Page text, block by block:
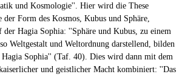
und Kosmologie''. Hier wird die These
Form des Kosmos, Kubus und Sphäre,
Hagia Sophia: ''Sphäre und Kubus, zu einem
Weltgestalt und Weltordnung darstellend, bilden
Sophia'' (Taf. 40). Dies wird dann mit dem
und geistlicher Macht kombiniert: ''Das